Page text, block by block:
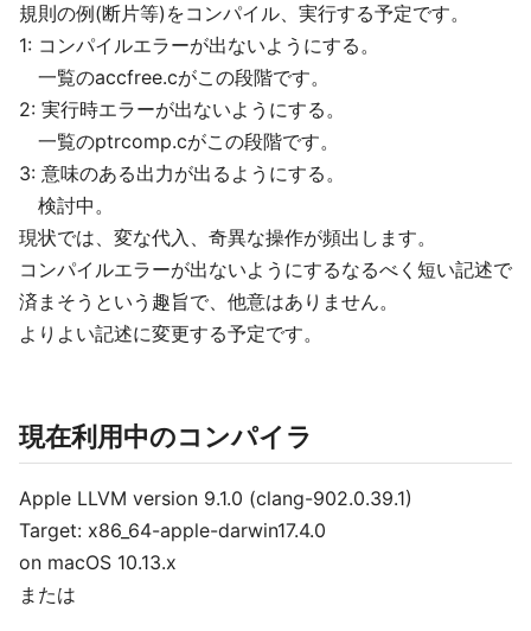
規則の例(断片等)をコンパイル、実行する予定です。
1: コンパイルエラーが出ないようにする。
一覧のaccfree.cがこの段階です。
2: 実行時エラーが出ないようにする。
一覧のptrcomp.cがこの段階です。
3: 意味のある出力が出るようにする。
検討中。
現状では、変な代入、奇異な操作が頻出します。
コンパイルエラーが出ないようにするなるべく短い記述で
済まそうという趣旨で、他意はありません。
よりよい記述に変更する予定です。
現在利用中のコンパイラ
Apple LLVM version 9.1.0 (clang-902.0.39.1)
Target: x86_64-apple-darwin17.4.0
on macOS 10.13.x
または